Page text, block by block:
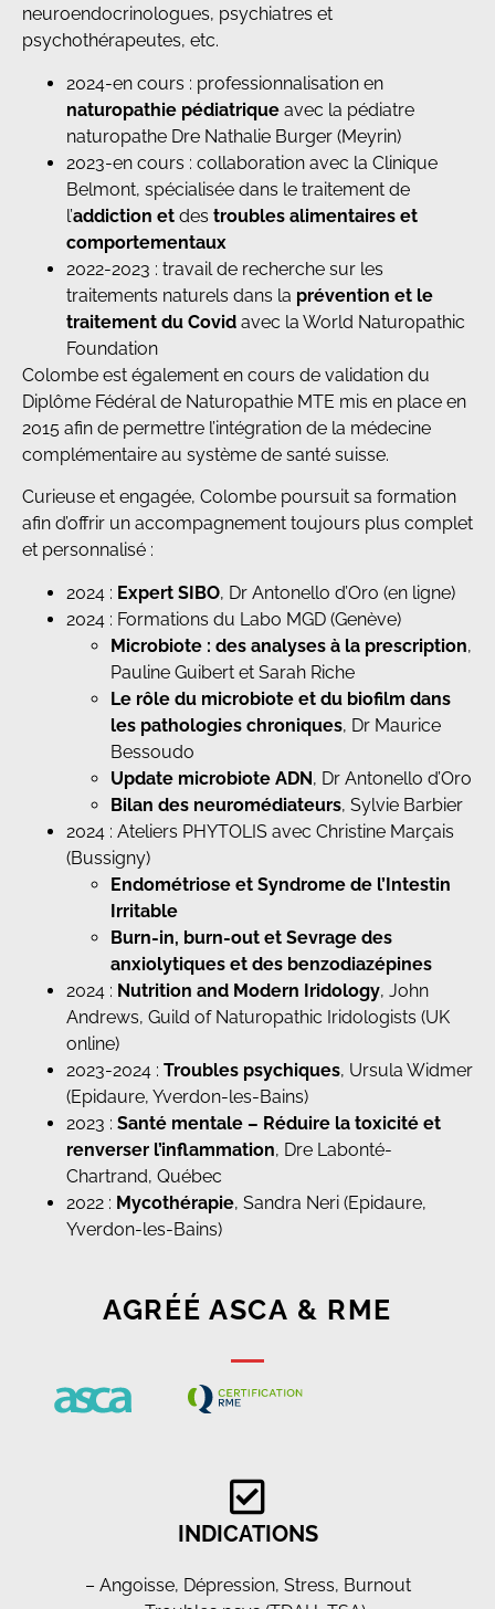
neuroendocrinologues, psychiatres et
psychothérapeutes, etc.
2024-en cours : professionnalisation en
naturopathie pédiatrique avec la pédiatre
naturopathe Dre Nathalie Burger (Meyrin)
2023-en cours : collaboration avec la Clinique
Belmont, spécialisée dans le traitement de
l’addiction et des troubles alimentaires et
comportementaux
2022-2023 : travail de recherche sur les
traitements naturels dans la prévention et le
traitement du Covid avec la World Naturopathic
Foundation
Colombe est également en cours de validation du
Diplôme Fédéral de Naturopathie MTE mis en place en
2015 afin de permettre l’intégration de la médecine
complémentaire au système de santé suisse.
Curieuse et engagée, Colombe poursuit sa formation
afin d’offrir un accompagnement toujours plus complet
et personnalisé :
2024 : Expert SIBO, Dr Antonello d’Oro (en ligne)
2024 : Formations du Labo MGD (Genève)
Microbiote : des analyses à la prescription,
Pauline Guibert et Sarah Riche
Le rôle du microbiote et du biofilm dans
les pathologies chroniques, Dr Maurice
Bessoudo
Update microbiote ADN, Dr Antonello d’Oro
Bilan des neuromédiateurs, Sylvie Barbier
2024 : Ateliers PHYTOLIS avec Christine Marçais
(Bussigny)
Endométriose et Syndrome de l’Intestin
Irritable
Burn-in, burn-out et Sevrage des
anxiolytiques et des benzodiazépines
2024 : Nutrition and Modern Iridology, John
Andrews, Guild of Naturopathic Iridologists (UK
online)
2023-2024 : Troubles psychiques, Ursula Widmer
(Epidaure, Yverdon-les-Bains)
2023 : Santé mentale – Réduire la toxicité et
renverser l’inflammation, Dre Labonté-
Chartrand, Québec
2022 : Mycothérapie, Sandra Neri (Epidaure,
Yverdon-les-Bains)
AGRÉÉ ASCA & RME
INDICATIONS
– Angoisse, Dépression, Stress, Burnout